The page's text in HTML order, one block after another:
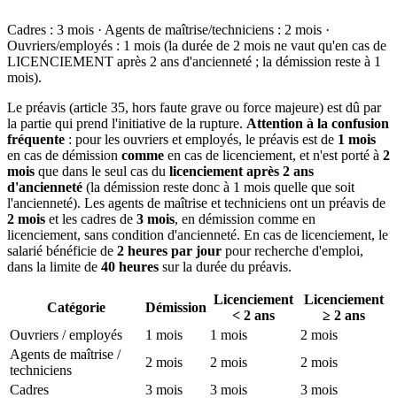
Cadres : 3 mois · Agents de maîtrise/techniciens : 2 mois ·
Ouvriers/employés : 1 mois (la durée de 2 mois ne vaut qu'en cas de
LICENCIEMENT après 2 ans d'ancienneté ; la démission reste à 1
mois).
Le préavis (article 35, hors faute grave ou force majeure) est dû par
la partie qui prend l'initiative de la rupture. Attention à la confusion
fréquente : pour les ouvriers et employés, le préavis est de 1 mois
en cas de démission comme en cas de licenciement, et n'est porté à 2
mois que dans le seul cas du licenciement après 2 ans
d'ancienneté (la démission reste donc à 1 mois quelle que soit
l'ancienneté). Les agents de maîtrise et techniciens ont un préavis de
2 mois et les cadres de 3 mois, en démission comme en
licenciement, sans condition d'ancienneté. En cas de licenciement, le
salarié bénéficie de 2 heures par jour pour recherche d'emploi,
dans la limite de 40 heures sur la durée du préavis.
Catégorie Démission
Licenciement
< 2 ans
Licenciement
≥ 2 ans
Ouvriers / employés
1 mois 1 mois
2 mois
Agents de maîtrise /
techniciens
2 mois 2 mois
2 mois
Cadres
3 mois 3 mois 3 mois